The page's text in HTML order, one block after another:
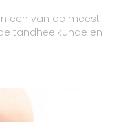
een van de meest
tandheelkunde en